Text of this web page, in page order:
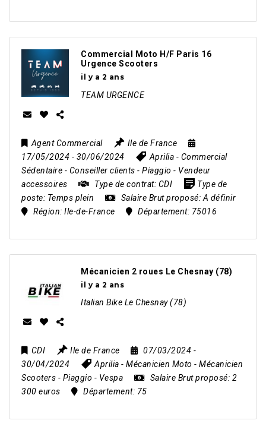
Commercial Moto H/F Paris 16
Urgence Scooters
il y a 2 ans
TEAM URGENCE
Agent Commercial
Ile de France
17/05/2024 - 30/06/2024 Aprilia - Commercial
Sédentaire - Conseiller clients - Piaggio - Vendeur
accessoires
Type de contrat: CDI
Type de
poste: Temps plein Salaire Brut proposé: A définir
Région: Ile-de-France Département: 75016
Mécanicien 2 roues Le Chesnay (78)
il y a 2 ans
Italian Bike Le Chesnay (78)
CDI Ile de France 07/03/2024 -
30/04/2024
Aprilia - Mécanicien Moto - Mécanicien
Scooters - Piaggio - Vespa Salaire Brut proposé: 2
300 euros
Département: 75